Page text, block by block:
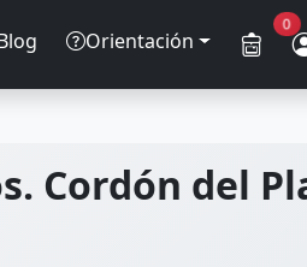
Orientación
0
Cordón del